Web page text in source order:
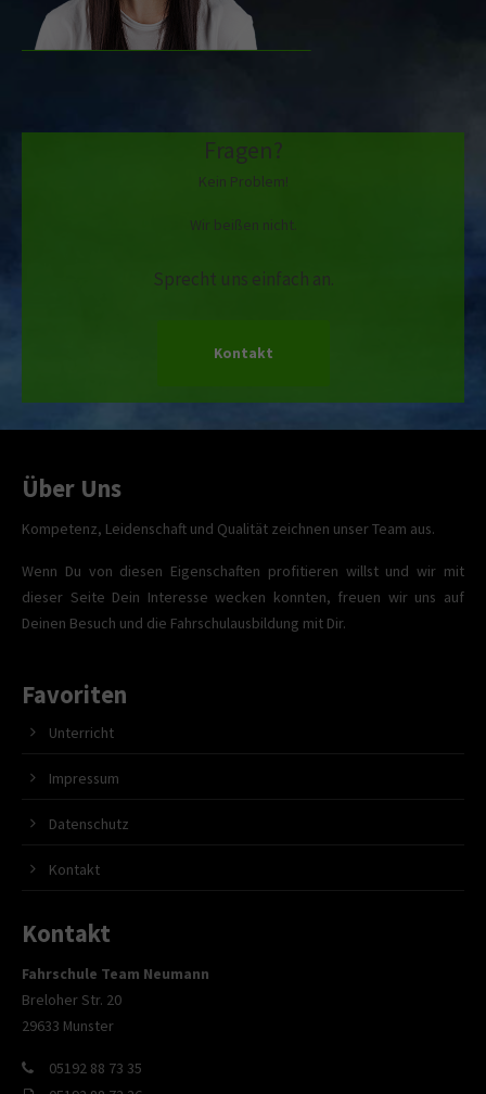
Fragen?
Kein Problem!
Wir beißen nicht.
Sprecht uns einfach an.
Kontakt
Über Uns
Kompetenz, Leidenschaft und Qualität zeichnen unser Team aus.
Wenn Du von diesen Eigenschaften profitieren willst und wir mit
dieser Seite Dein Interesse wecken konnten, freuen wir uns auf
Deinen Besuch und die Fahrschulausbildung mit Dir.
Favoriten
Unterricht
Impressum
Datenschutz
Kontakt
Kontakt
Fahrschule Team Neumann
Breloher Str. 20
29633 Munster
05192 88 73 35